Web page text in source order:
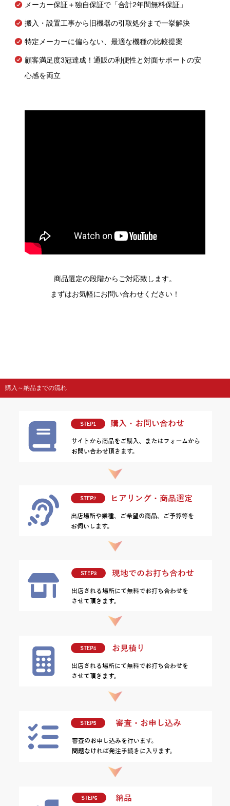
メーカー保証＋独自保証で「合計2年間無料保証」
搬入・設置工事から旧機器の引取処分まで一挙解決
特定メーカーに偏らない、最適な機種の比較提案
顧客満足度3冠達成！通販の利便性と対面サポートの安
心感を両立
商品選定の段階からご対応致します。
まずはお気軽にお問い合わせください！
購入～納品までの流れ